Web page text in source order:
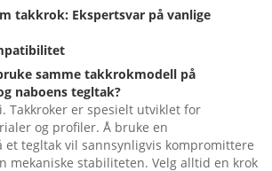
takkrok: Ekspertsvar på vanlige
samme takkrokmodell på
naboens tegltak?
Takkroker er spesielt utviklet for
og profiler. Å bruke en
et tegltak vil sannsynligvis kompromittere
mekaniske stabiliteten. Velg alltid en krok